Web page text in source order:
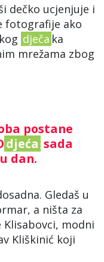
dečko ucjenjuje i
fotografije ako
dječa ka
mrežama zbog
postane
djeća sada
dan.
Gledaš u
a ništa za
modni
Kliškinić koji